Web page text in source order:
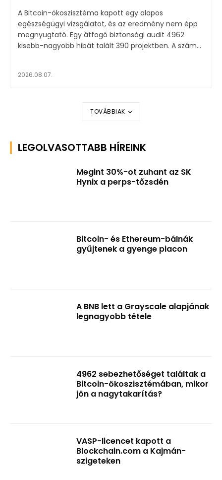
A Bitcoin-ökoszisztéma kapott egy alapos
egészségügyi vizsgálatot, és az eredmény nem épp
megnyugtató. Egy átfogó biztonsági audit 4962
kisebb-nagyobb hibát talált 390 projektben. A szám...
2026.08.07.
TOVÁBBIAK
LEGOLVASOTTABB HÍREINK
Megint 30%-ot zuhant az SK
Hynix a perps-tőzsdén
Bitcoin- és Ethereum-bálnák
gyűjtenek a gyenge piacon
A BNB lett a Grayscale alapjának
legnagyobb tétele
4962 sebezhetőséget találtak a
Bitcoin-ökoszisztémában, mikor
jön a nagytakarítás?
VASP-licencet kapott a
Blockchain.com a Kajmán-
szigeteken